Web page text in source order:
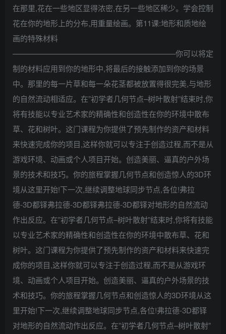
在那里,花在一些地区显得浓密,在另一些地区稀少。学会控制
花在你的地形上的分布,用重量绘画。第11课:地形和质地绘
画的特殊材料
—————————————————————–你可以将定
制的材料应用到你的地形中,将最后的接触添加到你的场景
中。那里的每一片草和每一朵花茎都被放置得很完美,与地形
的自然流动相适应。在”初学者几何节点–树叶散射”结束时,你
将有技能以专业艺术家的精确性和创造性在你的环境中散布
草、花和树叶。这门课程为你提供了预先制作的资产和材料
来快速完成你的项目,这样你就可以专注于创造过程,而不是从
游戏环境、动画或个人项目开始。创造美丽、逼真的户外场
景的技术和技巧。你的旅程掌握几何节点和创造惊人的3D环
境从这里开始!下一次,继续调整地球同步节点,各位!弗拉
德-3D都铎弗拉德-3D都铎弗拉德-3D都铎对地形的自然流动
作出反应。在”初学者几何节点–树叶散射”结束时,你将有技能
以专业艺术家的精确性和创造性在你的环境中散布草、花和
树叶。这门课程为你提供了预先制作的资产和材料来快速完
成你的项目,这样你就可以专注于创造过程,而不是从游戏环
境、动画或个人项目开始。创造美丽、逼真的户外场景的技
术和技巧。你的旅程掌握几何节点和创造惊人的3D环境从这
里开始!下一次,继续调整地球同步节点,各位!弗拉德-3D都铎
对地形的自然流动作出反应。在”初学者几何节点–树叶散射”